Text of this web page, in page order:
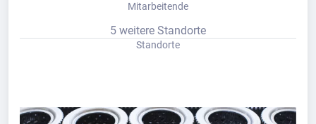
Mitarbeitende
5 weitere Standorte
Standorte